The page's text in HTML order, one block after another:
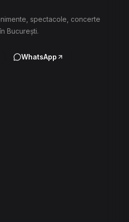
spectacole, concerte
București.
WhatsApp